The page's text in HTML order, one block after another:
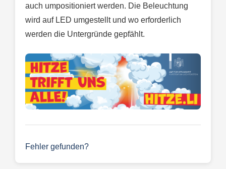
auch umpositioniert werden. Die Beleuchtung
wird auf LED umgestellt und wo erforderlich
werden die Untergründe gepfählt.
Fehler gefunden?